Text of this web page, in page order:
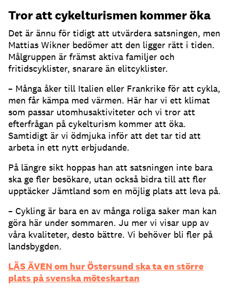
Tror att cykelturismen kommer öka
Det är ännu för tidigt att utvärdera satsningen, men
Mattias Wikner bedömer att den ligger rätt i tiden.
Målgruppen är främst aktiva familjer och
fritidscyklister, snarare än elitcyklister.
– Många åker till Italien eller Frankrike för att cykla,
men får kämpa med värmen. Här har vi ett klimat
som passar utomhusaktiviteter och vi tror att
efterfrågan på cykelturism kommer att öka.
Samtidigt är vi ödmjuka inför att det tar tid att
arbeta in ett nytt erbjudande.
På längre sikt hoppas han att satsningen inte bara
ska ge fler besökare, utan också bidra till att fler
upptäcker Jämtland som en möjlig plats att leva på.
– Cykling är bara en av många roliga saker man kan
göra här under sommaren. Ju mer vi visar upp av
våra kvaliteter, desto bättre. Vi behöver bli fler på
landsbygden.
LÄS ÄVEN om hur Östersund ska ta en större
plats på svenska möteskartan